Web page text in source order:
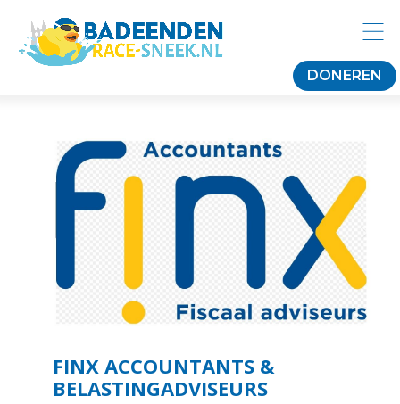
DONEREN
FINX ACCOUNTANTS &
BELASTINGADVISEURS